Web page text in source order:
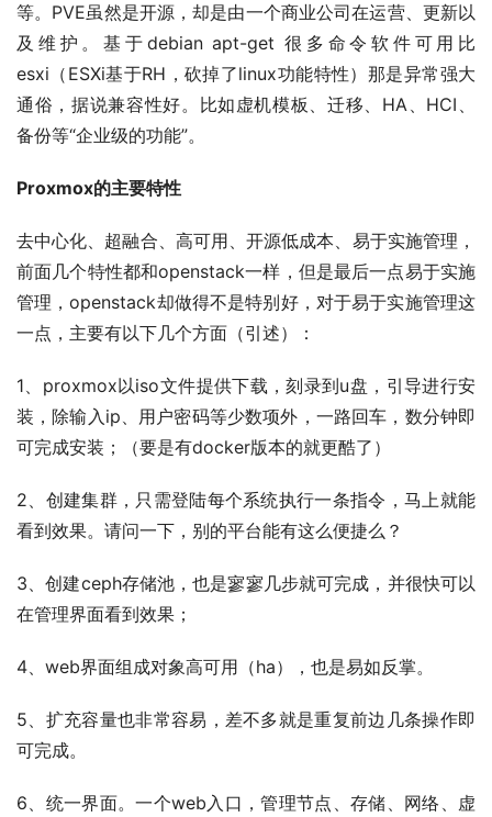
等。PVE虽然是开源，却是由一个商业公司在运营、更新以
及维护。基于debian apt-get 很多命令软件可用比
esxi（ESXi基于RH，砍掉了linux功能特性）那是异常强大
通俗，据说兼容性好。比如虚机模板、迁移、HA、HCI、
备份等“企业级的功能”。
Proxmox的主要特性
去中心化、超融合、高可用、开源低成本、易于实施管理，
前面几个特性都和openstack一样，但是最后一点易于实施
管理，openstack却做得不是特别好，对于易于实施管理这
一点，主要有以下几个方面（引述）：
1、proxmox以iso文件提供下载，刻录到u盘，引导进行安
装，除输入ip、用户密码等少数项外，一路回车，数分钟即
可完成安装；（要是有docker版本的就更酷了）
2、创建集群，只需登陆每个系统执行一条指令，马上就能
看到效果。请问一下，别的平台能有这么便捷么？
3、创建ceph存储池，也是寥寥几步就可完成，并很快可以
在管理界面看到效果；
4、web界面组成对象高可用（ha），也是易如反掌。
5、扩充容量也非常容易，差不多就是重复前边几条操作即
可完成。
6、统一界面。一个web入口，管理节点、存储、网络、虚